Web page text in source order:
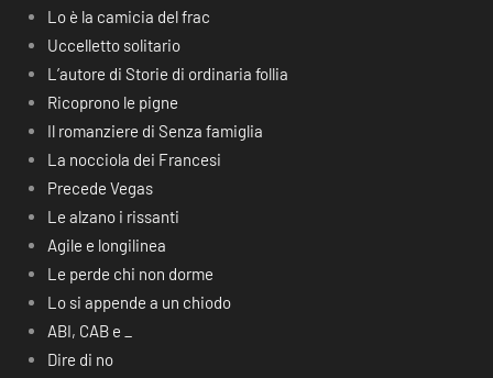
Lo è la camicia del frac
Uccelletto solitario
L’autore di Storie di ordinaria follia
Ricoprono le pigne
Il romanziere di Senza famiglia
La nocciola dei Francesi
Precede Vegas
Le alzano i rissanti
Agile e longilinea
Le perde chi non dorme
Lo si appende a un chiodo
ABI, CAB e _
Dire di no